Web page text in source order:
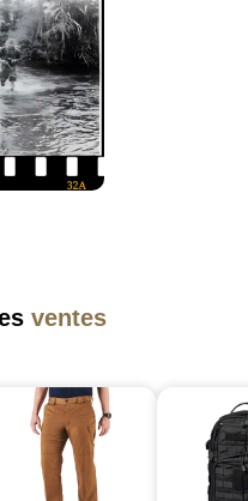
ventes